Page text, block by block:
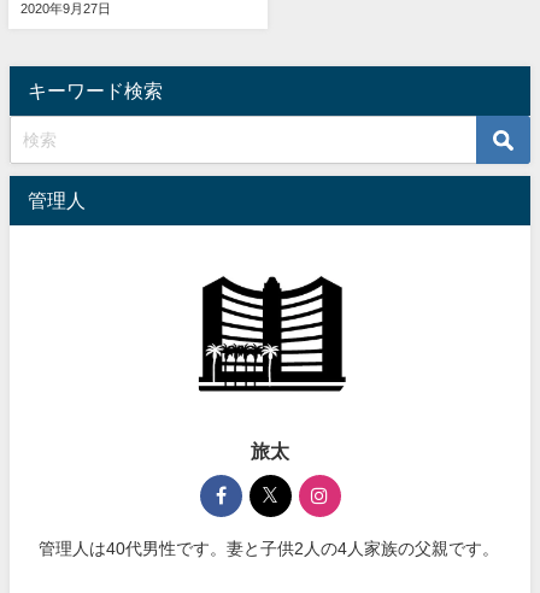
2020年9月27日
キーワード検索
管理人
旅太
管理人は40代男性です。妻と子供2人の4人家族の父親です。